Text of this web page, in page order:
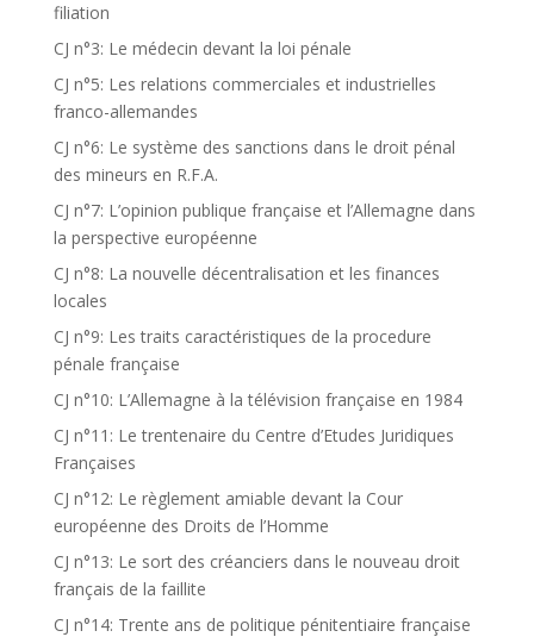
filiation
CJ n°3: Le médecin devant la loi pénale
CJ n°5: Les relations commerciales et industrielles
franco-allemandes
CJ n°6: Le système des sanctions dans le droit pénal
des mineurs en R.F.A.
CJ n°7: L’opinion publique française et l’Allemagne dans
la perspective européenne
CJ n°8: La nouvelle décentralisation et les finances
locales
CJ n°9: Les traits caractéristiques de la procedure
pénale française
CJ n°10: L’Allemagne à la télévision française en 1984
CJ n°11: Le trentenaire du Centre d’Etudes Juridiques
Françaises
CJ n°12: Le règlement amiable devant la Cour
européenne des Droits de l’Homme
CJ n°13: Le sort des créanciers dans le nouveau droit
français de la faillite
CJ n°14: Trente ans de politique pénitentiaire française